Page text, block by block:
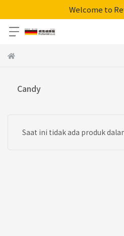
Welcome to
Candy
Saat ini tidak ada produk